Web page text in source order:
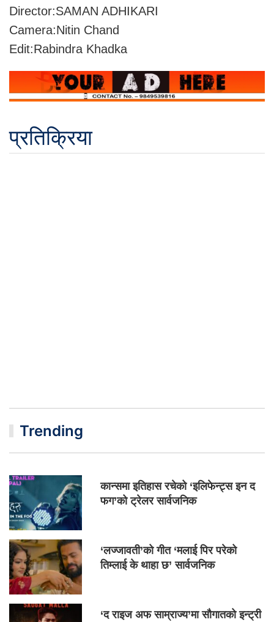
Director:SAMAN ADHIKARI
Camera:Nitin Chand
Edit:Rabindra Khadka
प्रतिक्रिया
Trending
कान्समा इतिहास रचेको ‘इलिफेन्ट्स इन द
फग’को ट्रेलर सार्वजनिक
‘लज्जावती’को गीत ‘मलाई पिर परेको
तिम्लाई के थाहा छ’ सार्वजनिक
‘द राइज अफ साम्राज्य’मा सौगातको इन्ट्री